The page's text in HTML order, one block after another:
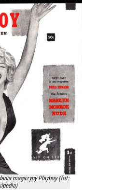
magazyny Playboy (fot: